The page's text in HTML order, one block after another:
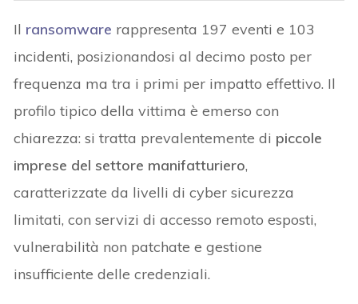
Il ransomware rappresenta 197 eventi e 103
incidenti, posizionandosi al decimo posto per
frequenza ma tra i primi per impatto effettivo. Il
profilo tipico della vittima è emerso con
chiarezza: si tratta prevalentemente di piccole
imprese del settore manifatturiero,
caratterizzate da livelli di cyber sicurezza
limitati, con servizi di accesso remoto esposti,
vulnerabilità non patchate e gestione
insufficiente delle credenziali.